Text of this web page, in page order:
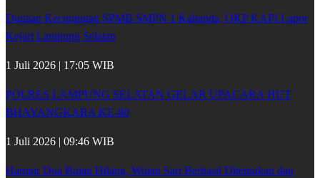
Dugaan Kecurangan SPMB SMPN 1 Kalianda, OKP KAPI Lapor
Kejari Lampung Selatan
1 Juli 2026 | 17:05 WIB
POLRES LAMPUNG SELATAN GELAR UPACARA HUT
BHAYANGKARA KE-80
1 Juli 2026 | 09:46 WIB
Hampir Dua Bulan Hilang, Wulan Sari Berhasil Ditemukan dan